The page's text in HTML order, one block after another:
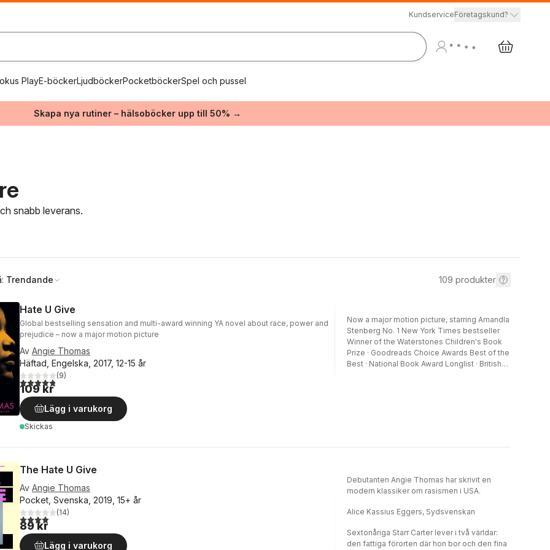
KundserviceFöretagskund?
PlayE-böckerLjudböckerPocketböckerSpel och pussel
Skapa nya rutiner – hälsoböcker upp till 50% →
snabb leverans.
Trendande 109 produkter
Hate U Give
Global bestselling sensation and multi-award winning YA novel about race, power and
prejudice – now a major motion picture
Av Angie Thomas
Häftad, Engelska, 2017, 12-15 år
4,8utav 5 stjärnor. Totalt antal röster:
(9)
109 kr
Lägg i varukorg
Skickas
Now a major motion picture, starring Amandla
Stenberg No. 1 New York Times bestseller
Winner of the Waterstones Children's Book
Prize · Goodreads Choice Awards Best of the
Best · National Book Award Longlist · British
her community. It could also get her
killed.Inspired by the Black Lives Matter
movement, this is a powerful and gripping YA
novel about one girl's struggle for
justice.Want more of Garden Heights? Catch
Maverick and Seven’s story in Concrete
The Hate U Give
Av Angie Thomas
Pocket, Svenska, 2019, 15+ år
3,9utav 5 stjärnor. Totalt antal röster:
(14)
89 kr
Lägg i varukorg
Debutanten Angie Thomas har skrivit en
modern klassiker om rasismen i USA.
Alice Kassius Eggers, Sydsvenskan
Sextonåriga Starr Carter lever i två världar:
den fattiga förorten där hon bor och den fina